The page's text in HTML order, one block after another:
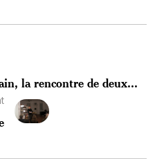
la rencontre de deux...